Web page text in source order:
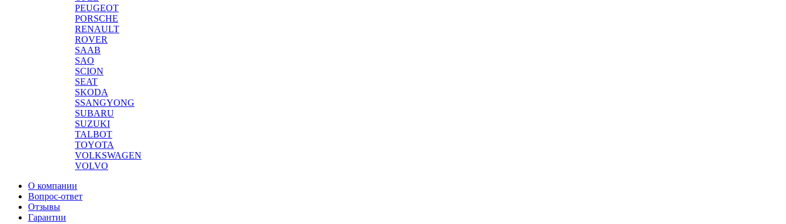
PEUGEOT
PORSCHE
RENAULT
ROVER
SAAB
SAO
SCION
SEAT
SKODA
SSANGYONG
SUBARU
SUZUKI
TALBOT
TOYOTA
VOLKSWAGEN
VOLVO
О компании
Вопрос-ответ
Отзывы
Гарантии